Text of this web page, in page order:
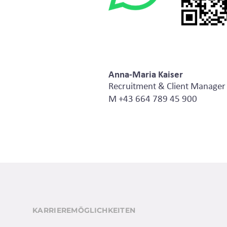
Anna-Maria Kaiser
Recruitment & Client Manager
M +43 664 789 45 900
KARRIEREMÖGLICHKEITEN